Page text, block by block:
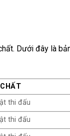
Dưới đây là
thi đấu
thi đấu